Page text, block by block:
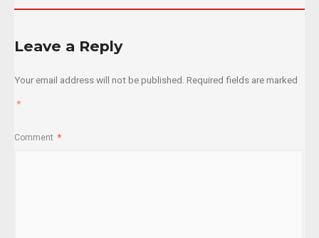
Leave a Reply
Your email address will not be published. Required fields are marked
*
Comment *